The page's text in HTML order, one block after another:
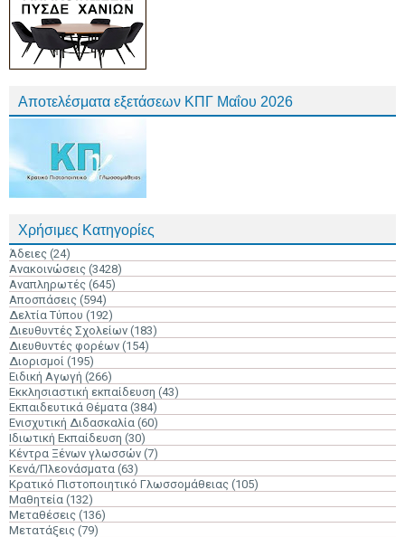
Αποτελέσματα εξετάσεων ΚΠΓ Μαΐου 2026
Χρήσιμες Κατηγορίες
Άδειες (24)
Ανακοινώσεις (3428)
Αναπληρωτές (645)
Αποσπάσεις (594)
Δελτία Τύπου (192)
Διευθυντές Σχολείων (183)
Διευθυντές φορέων (154)
Διορισμοί (195)
Ειδική Αγωγή (266)
Εκκλησιαστική εκπαίδευση (43)
Εκπαιδευτικά Θέματα (384)
Ενισχυτική Διδασκαλία (60)
Ιδιωτική Εκπαίδευση (30)
Κέντρα Ξένων γλωσσών (7)
Κενά/Πλεονάσματα (63)
Κρατικό Πιστοποιητικό Γλωσσομάθειας (105)
Μαθητεία (132)
Μεταθέσεις (136)
Μετατάξεις (79)